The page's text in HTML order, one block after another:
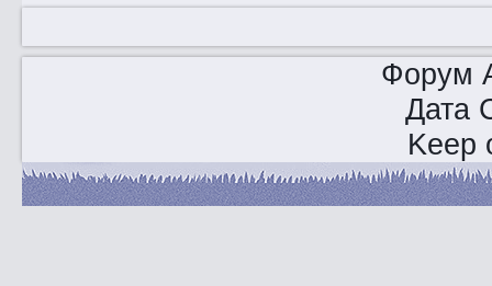
Форум
Дата
Keep